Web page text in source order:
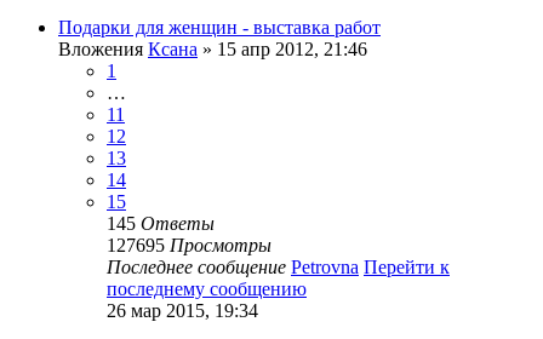
Подарки для женщин - выставка работ
Вложения Ксана » 15 апр 2012, 21:46
1
…
11
12
13
14
15
145 Ответы
127695 Просмотры
Последнее сообщение Petrovna Перейти к
последнему сообщению
26 мар 2015, 19:34